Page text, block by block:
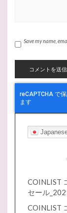
Save my name,
COINLIST
セール
COINLIST